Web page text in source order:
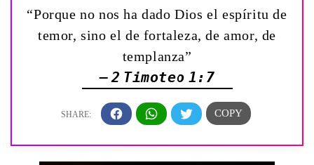
“Porque no nos ha dado Dios el espíritu de
temor, sino el de fortaleza, de amor, de
templanza”
— 2 Timoteo 1:7